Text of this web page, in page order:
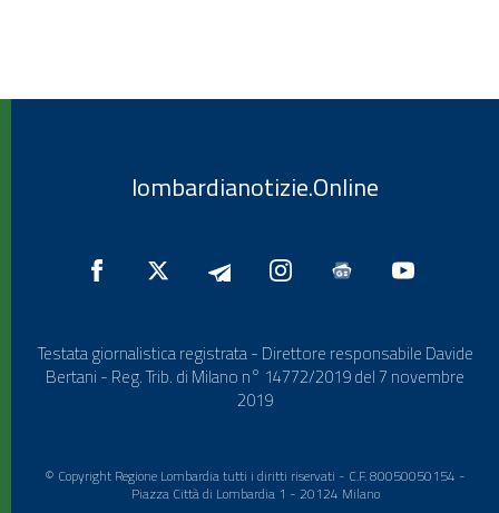
lombardianotizie.Online
Testata giornalistica registrata - Direttore responsabile Davide
Bertani - Reg. Trib. di Milano n° 14772/2019 del 7 novembre
2019
© Copyright Regione Lombardia tutti i diritti riservati - C.F. 80050050154 -
Piazza Città di Lombardia 1 - 20124 Milano